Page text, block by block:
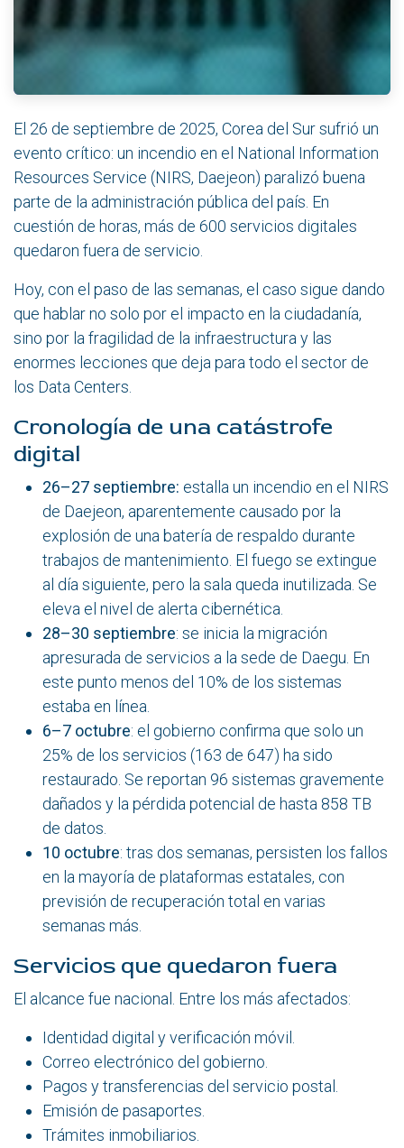
El 26 de septiembre de 2025, Corea del Sur sufrió un
evento crítico: un incendio en el National Information
Resources Service (NIRS, Daejeon) paralizó buena
parte de la administración pública del país. En
cuestión de horas, más de 600 servicios digitales
quedaron fuera de servicio.
Hoy, con el paso de las semanas, el caso sigue dando
que hablar no solo por el impacto en la ciudadanía,
sino por la fragilidad de la infraestructura y las
enormes lecciones que deja para todo el sector de
los Data Centers.
Cronología de una catástrofe
digital
26–27 septiembre: estalla un incendio en el NIRS
de Daejeon, aparentemente causado por la
explosión de una batería de respaldo durante
trabajos de mantenimiento. El fuego se extingue
al día siguiente, pero la sala queda inutilizada. Se
eleva el nivel de alerta cibernética.
28–30 septiembre: se inicia la migración
apresurada de servicios a la sede de Daegu. En
este punto menos del 10% de los sistemas
estaba en línea.
6–7 octubre: el gobierno confirma que solo un
25% de los servicios (163 de 647) ha sido
restaurado. Se reportan 96 sistemas gravemente
dañados y la pérdida potencial de hasta 858 TB
de datos.
10 octubre: tras dos semanas, persisten los fallos
en la mayoría de plataformas estatales, con
previsión de recuperación total en varias
semanas más.
Servicios que quedaron fuera
El alcance fue nacional. Entre los más afectados:
Identidad digital y verificación móvil.
Correo electrónico del gobierno.
Pagos y transferencias del servicio postal.
Emisión de pasaportes.
Trámites inmobiliarios.